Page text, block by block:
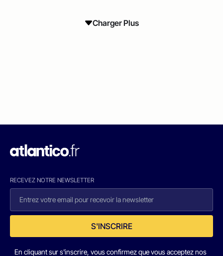
Charger Plus
RECEVEZ NOTRE NEWSLETTER
S'INSCRIRE
En cliquant sur s'inscrire, vous confirmez que vous acceptez nos